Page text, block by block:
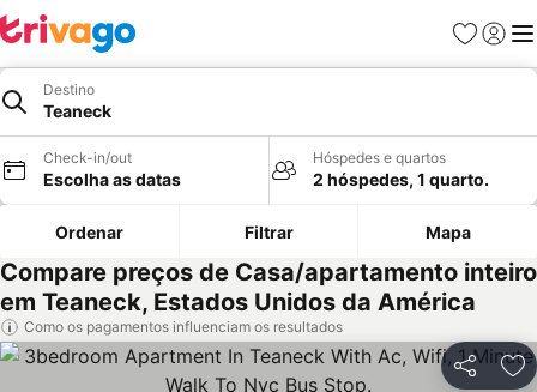
Favoritos
Iniciar
Destino
Teaneck
Check-in/out
Escolha as datas
Hóspedes e quartos
2 hóspedes, 1 quarto.
Ordenar Filtrar Mapa
Compare preços de Casa/apartamento inteiro
em Teaneck, Estados Unidos da América
Como os pagamentos influenciam os resultados
Partilhar